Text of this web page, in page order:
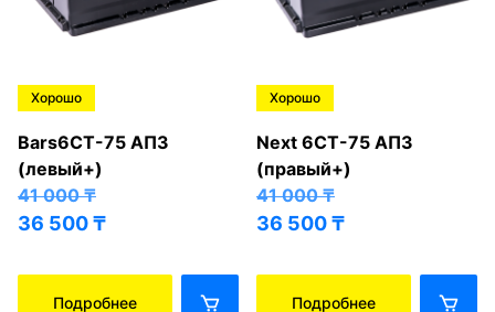
Хорошо
Bars6СТ-75 АПЗ
(левый+)
41 000₸
36 500₸
Подробнее
Хорошо
Next 6СТ-75 АПЗ
(правый+)
41 000₸
36 500₸
Подробнее